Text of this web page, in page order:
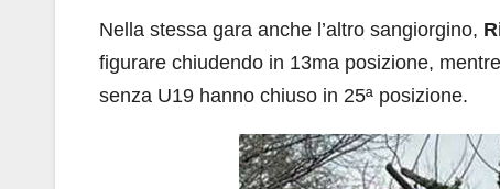
Nella stessa gara anche l’altro sangiorgino,
figurare chiudendo in 13ma posizione, mentre
senza U19 hanno chiuso in 25ª posizione.